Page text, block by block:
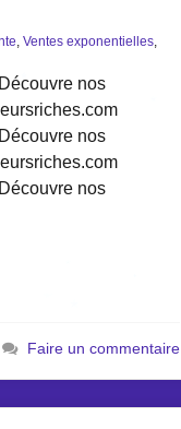
, Ventes exponentielles,
nos
nos
nos
Faire un commentaire